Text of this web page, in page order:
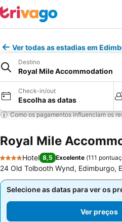
Ver todas as estadias em
Destino
Royal Mile Accommodation
Check-in/out
Escolha as datas
Como os pagamentos influenciam os
Royal Mile
4 Estrelas
Hotel 8,5 Excelente (111
24 Old Tolbooth Wynd, Edimburgo,
Selecione as datas para ver os
Ver
Selecione as datas para ver os
Ver preços